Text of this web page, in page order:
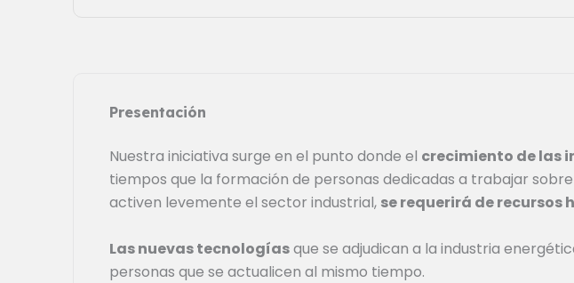
Presentación
Nuestra iniciativa surge en el punto donde el crecimiento de las
tiempos que la formación de personas dedicadas a trabajar
activen levemente el sector industrial, se requerirá de
Las nuevas tecnologíasque se adjudican a la industria
personas que se actualicen al mismo tiempo.